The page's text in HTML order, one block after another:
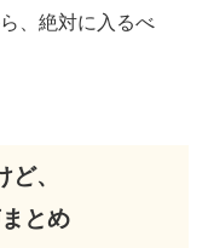
、絶対に入るべ
、
とめ